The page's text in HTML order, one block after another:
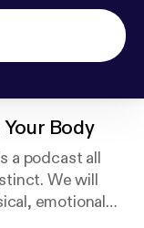
Body
a podcast all
We will
emotional